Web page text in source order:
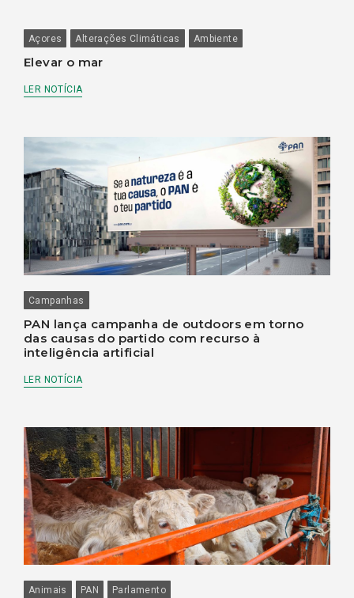
Açores Alterações Climáticas Ambiente
Elevar o mar
LER NOTÍCIA
Campanhas
PAN lança campanha de outdoors em torno
das causas do partido com recurso à
inteligência artificial
LER NOTÍCIA
Animais PAN Parlamento